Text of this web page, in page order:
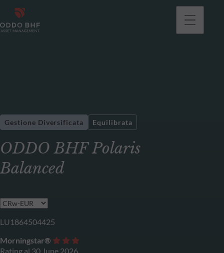
ODDO BHF Polaris
Balanced
Gestione Diversificata Equilibrata
LU1864504425
Morningstar®
Rating al 30 June 2026